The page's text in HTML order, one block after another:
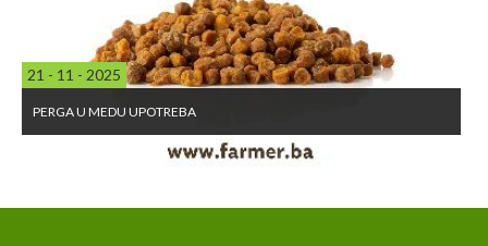
21 - 11 - 2025
PERGA U MEDU UPOTREBA